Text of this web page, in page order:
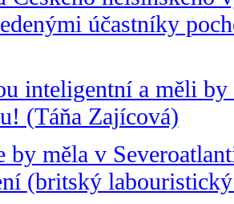
účastníky
inteligentní a měli
(Táňa Zajícová)
by měla v
(britský